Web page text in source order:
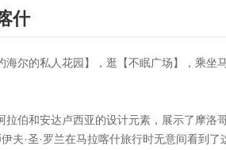
什
尔的私人花园】，逛【不眠广场】，乘坐
伯和安达卢西亚的设计元素，展示了摩洛
·圣·罗兰在马拉喀什旅行时无意间看到了